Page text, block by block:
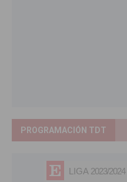
PROGRAMACIÓN TDT